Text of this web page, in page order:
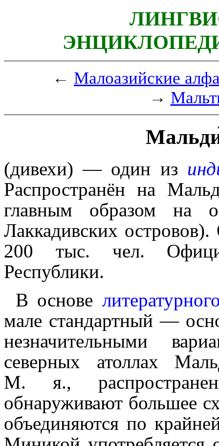
← Малоазийские
→
(дивехи) — один из
Распространён на
главным образом на
Лаккадивских
200 тыс. чел.
Республики.
В основе
мале стандартный —
незна­чи­тель­ны­ми
северных атоллах
М. я.,
обнаруживают большее
объединяются по